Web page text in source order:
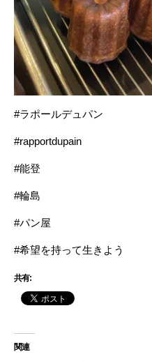
#ラポールデュパン
#rapportdupain
#能登
#輪島
#パン屋
#希望を持って生きよう
共有:
関連